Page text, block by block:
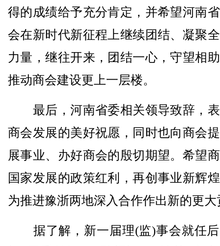
得的成绩给予充分肯定，并希望河南
会在新时代新征程上继续团结、凝聚
力量，继往开来，团结一心，守望相
推动商会建设更上一层楼。
最后，河南省委相关领导致辞，
商会发展的美好祝愿，同时也向商会
展事业、办好商会的殷切期望。希望
国家发展的政策红利，再创事业新辉
为推进豫浙两地深入合作作出新的更大
据了解，新一届理(监)事会就任后